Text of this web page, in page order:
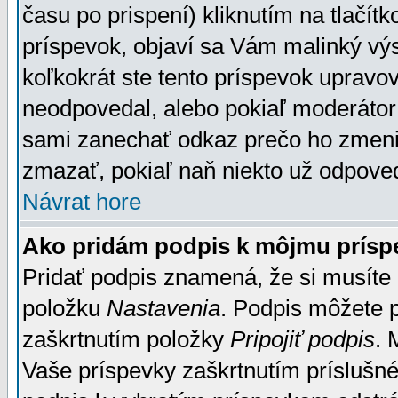
času po prispení) kliknutím na
príspevok, objaví sa Vám malinký
koľkokrát ste tento príspevok
neodpovedal, alebo pokiaľ
sami zanechať odkaz prečo ho
zmazať, pokiaľ naň niekto už
Návrat hore
Ako pridám podpis k môjmu
Pridať podpis znamená, že si
položku Nastavenia. Podpis môžete
zaškrtnutím položky Pripojiť podpis.
Vaše príspevky zaškrtnutím